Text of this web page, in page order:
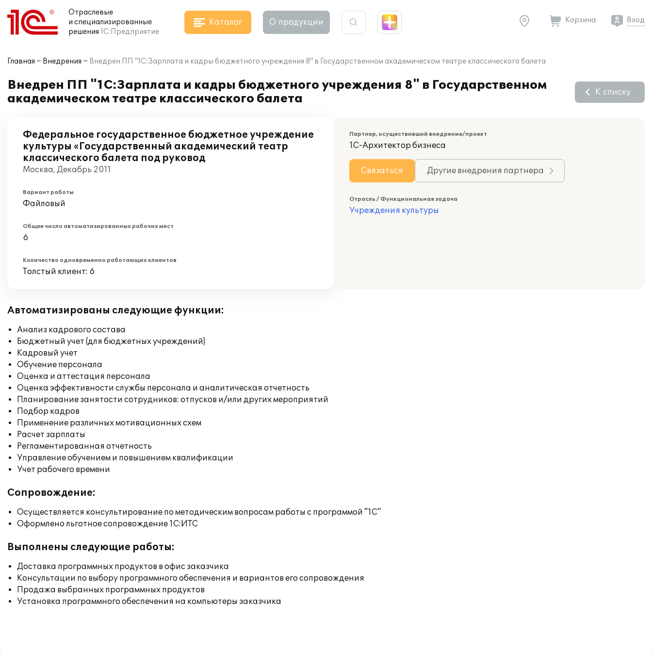
Отраслевые
и специализированные
решения 1С:Предприятие
Каталог О продукции Корзина Вход
Главная Внедрения Внедрен ПП "1С:Зарплата и кадры бюджетного учреждения 8" в Государственном академическом театре классического балета
Внедрен ПП "1С:Зарплата и кадры бюджетного учреждения 8" в Государственном
академическом театре классического балета
К списку
Федеральное государственное бюджетное учреждение
культуры «Государственный академический театр
классического балета под руковод
Москва, Декабрь 2011
Вариант работы
Файловый
Общее число автоматизированных рабочих мест
6
Количество одновременно работающих клиентов
Толстый клиент: 6
Партнер, осуществивший внедрение/проект
1С-Архитектор бизнеса
Связаться Другие внедрения партнера
Отрасль / Функциональная задача
Учреждения культуры
Автоматизированы следующие функции:
Анализ кадрового состава
Бюджетный учет (для бюджетных учреждений)
Кадровый учет
Обучение персонала
Оценка и аттестация персонала
Оценка эффективности службы персонала и аналитическая отчетность
Планирование занятости сотрудников: отпусков и/или других мероприятий
Подбор кадров
Применение различных мотивационных схем
Расчет зарплаты
Регламентированная отчетность
Управление обучением и повышением квалификации
Учет рабочего времени
Сопровождение:
Осуществляется консультирование по методическим вопросам работы с программой "1С"
Оформлено льготное сопровождение 1С:ИТС
Выполнены следующие работы:
Доставка программных продуктов в офис заказчика
Консультации по выбору программного обеспечения и вариантов его сопровождения
Продажа выбранных программных продуктов
Установка программного обеспечения на компьютеры заказчика